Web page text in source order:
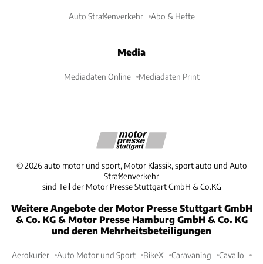
Auto Straßenverkehr Abo & Hefte
Media
Mediadaten Online Mediadaten Print
©2026 auto motor und sport, Motor Klassik, sport auto und Auto
Straßenverkehr
sind Teil der Motor Presse Stuttgart GmbH & Co.KG
Weitere Angebote der Motor Presse Stuttgart GmbH
& Co. KG & Motor Presse Hamburg GmbH & Co. KG
und deren Mehrheitsbeteiligungen
Aerokurier Auto Motor und Sport BikeX Caravaning Cavallo